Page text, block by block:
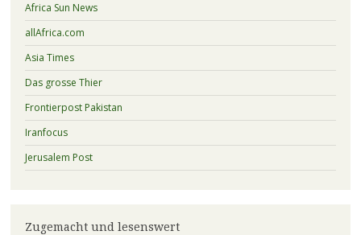
Africa Sun News
allAfrica.com
Asia Times
Das grosse Thier
Frontierpost Pakistan
Iranfocus
Jerusalem Post
Zugemacht und lesenswert